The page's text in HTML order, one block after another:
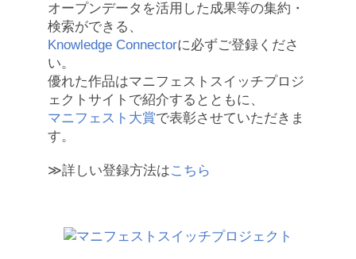
オープンデータを活用した成果等の集約・
検索ができる、
Knowledge Connectorに必ずご登録くださ
い。
優れた作品はマニフェストスイッチプロジ
ェクトサイトで紹介するとともに、
マニフェスト大賞で表彰させていただきま
す。
≫詳しい登録方法はこちら